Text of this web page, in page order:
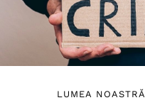
LUMEA NOASTRĂ